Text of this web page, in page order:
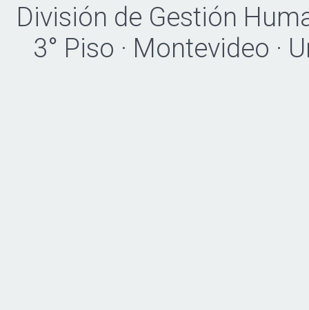
División de Gestión
3° Piso · Montevideo ·